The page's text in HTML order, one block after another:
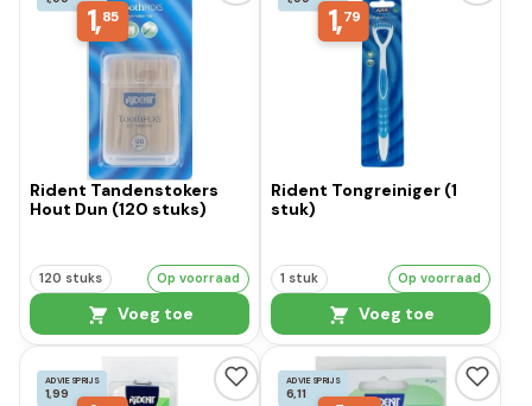
1,85
Rident Tandenstokers
Hout Dun (120 stuks)
120 stuks Op voorraad
Voeg toe
1,79
Rident Tongreiniger (1
stuk)
1 stuk Op voorraad
Voeg toe
ADVIESPRIJS
1,99
ADVIESPRIJS
6,11